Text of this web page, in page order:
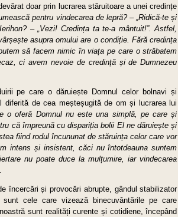
doar prin lucrarea stăruitoare a unei credințe
pentru vindecarea de lepră? – „Ridică-te și
– „Vezi! Credința ta te-a mântuit!”. Astfel,
asupra omului are o condiție. Fără credința
să facem nimic în viața pe care o străbatem
ci avem nevoie de credință și de Dumnezeu
pe care o dăruiește Domnul celor bolnavi și
diferită de cea meșteșugită de om și lucrarea lui
o oferă Domnul nu este una simplă, pe care și
că împreună cu dispariția bolii El ne dăruiește și
fiind rodul încununat de stăruința celor care vor
intens și insistent, căci nu întotdeauna suntem
nu poate duce la mulțumire, iar vindecarea
încercări și provocări abrupte, gândul stabilizator
cele care vizează binecuvântările pe care
sunt realități curente și cotidiene, începând